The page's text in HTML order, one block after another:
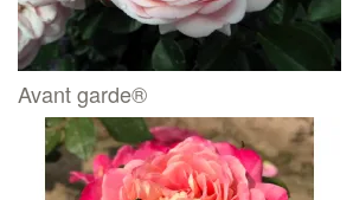
Avant garde®